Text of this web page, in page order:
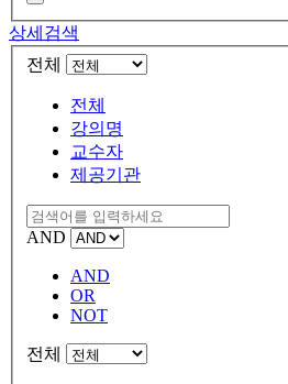
상세검색
전체
전체
강의명
교수자
제공기관
AND
AND
OR
NOT
전체